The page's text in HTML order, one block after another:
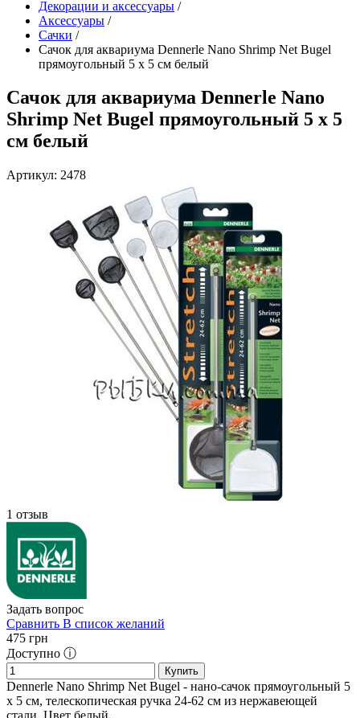
Декорации и аксессуары /
Аксессуары /
Сачки /
Сачок для аквариума Dennerle Nano Shrimp Net Bugel
прямоугольный 5 х 5 см белый
Сачок для аквариума Dennerle Nano
Shrimp Net Bugel прямоугольный 5 х 5
см белый
Артикул: 2478
1 отзыв
Задать вопрос
Сравнить В список желаний
475 грн
Доступно ⓘ
Купить
Dennerle Nano Shrimp Net Bugel - нано-сачок прямоугольный 5
х 5 см, телескопическая ручка 24-62 см из нержавеющей